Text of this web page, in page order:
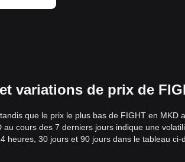
variations de prix de
que le prix le plus bas de FIGHT en MKD
cours des 7 derniers jours indique une
heures, 30 jours et 90 jours dans le tableau ci-